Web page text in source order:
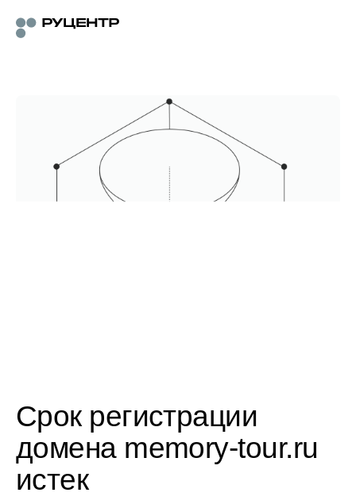
Срок регистрации
домена memory-tour.ru
истек